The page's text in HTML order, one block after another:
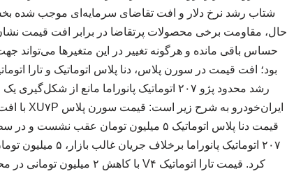
شتاب رشد نرخ دلار و افت تقاضای سرمایه‌ای موجب شده
حال، مقاومت برخی محصولات پرتقاضا در برابر افت قیمت
حساس باقی مانده و هرگونه تغییر در این متغیرها می‌تواند
بود؛ افت قیمت در سورن پلاس، دنا پلاس اتوماتیک و تارا
رشد محدود پژو ۲۰۷ اتوماتیک پانوراما